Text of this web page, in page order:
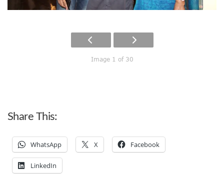
Image 1 of 30
Share This:
WhatsApp X Facebook
LinkedIn